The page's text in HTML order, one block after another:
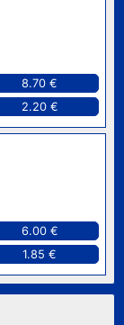
8.70 €
2.20 €
6.00 €
1.85 €